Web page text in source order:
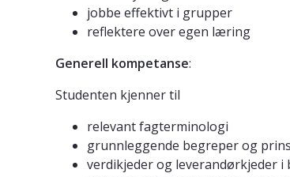
jobbe effektivt i grupper
reflektere over egen læring
Generell kompetanse:
Studenten kjenner til
relevant fagterminologi
grunnleggende begreper og
verdikjeder og leverandørkjeder i